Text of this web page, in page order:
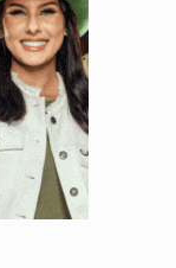
anos de emancipação com
presença de plástico ou
e atacam casal de idosos
apreendem cerca de 1kg de
escolhe Alfredo Gaspar como vice, alvo de